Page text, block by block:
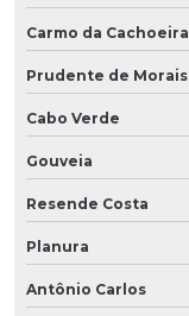
Carmo da Cachoeira
Prudente de Morais
Cabo Verde
Gouveia
Resende Costa
Planura
Antônio Carlos